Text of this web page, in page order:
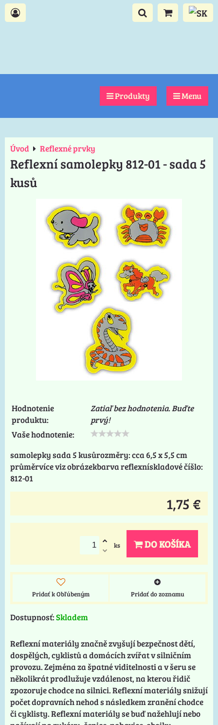
Produkty Menu
Úvod Reflexné prvky
Reflexní samolepky 812-01 - sada 5
kusů
Hodnotenie
produktu:
Zatiaľ bez hodnotenia. Buďte
prvý!
Vaše hodnotenie:
samolepky sada 5 kusůrozměry: cca 6,5 x 5,5 cm
průměrvíce viz obrázekbarva reflexnískladové číšlo:
812-01
1,75 €
ks DO KOŠÍKA
Pridať k Obľúbeným Pridať do zoznamu
Dostupnosť:Skladem
Reflexní materiály značně zvyšují bezpečnost dětí,
dospělých, cyklistů a domácích zvířat v silničním
provozu. Zejména za špatné viditelnosti a v šeru se
několikrát prodlužuje vzdálenost, na kterou řidič
zpozoruje chodce na silnici. Reflexní materiály snižují
počet dopravních nehod s následkem zranění chodce
či cyklisty. Reflexní materiály se buď nažehlují nebo